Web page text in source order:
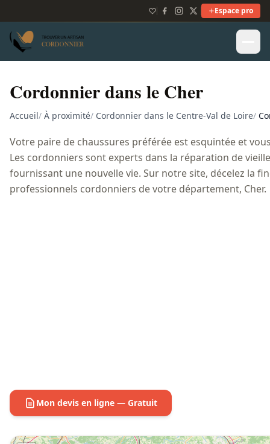
Espace pro
Cordonnier dans le Cher
Accueil/ À proximité/ Cordonnier dans le Centre-Val de Loire/
Votre paire de chaussures préférée est esquintée et
Les cordonniers sont experts dans la réparation de
fournissant une nouvelle vie. Sur notre site, décelez la
professionnels cordonniers de votre département, Cher.
Mon devis en ligne — Gratuit